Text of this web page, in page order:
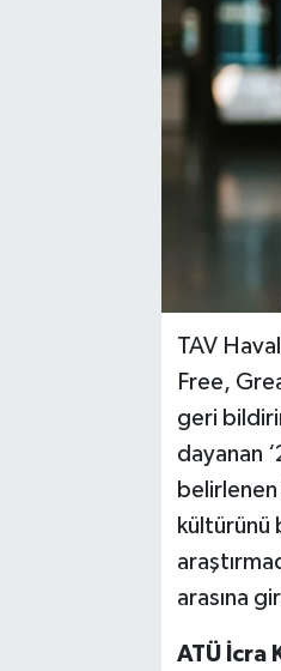
TAV
Free,
geri
dayanan
kültürünü
arasına
ATÜ İcra